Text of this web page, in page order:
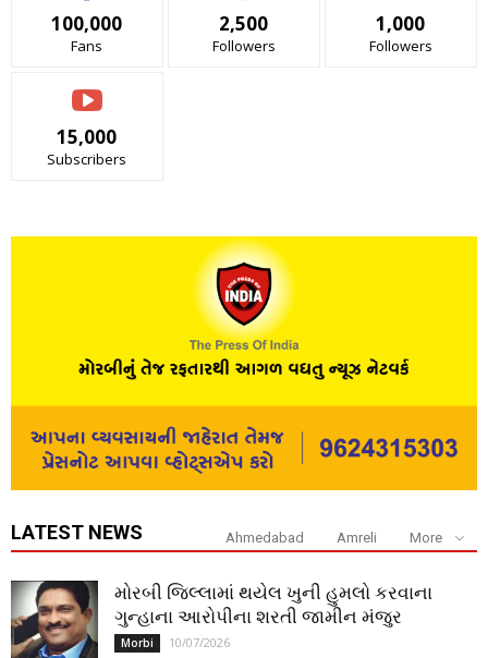
100,000
Fans
2,500
Followers
1,000
Followers
15,000
Subscribers
LATEST NEWS Ahmedabad Amreli More
મોરબી જિલ્લામાં થયેલ ખુની હુમલો કરવાના
ગુન્હાના આરોપીના શરતી જામીન મંજુર
Morbi 10/07/2026